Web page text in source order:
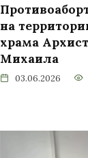
на
храма
Михаила
03.06.2026